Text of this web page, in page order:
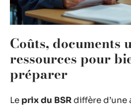
Coûts, documents
ressources pour
préparer
Le prix du BSR diffère